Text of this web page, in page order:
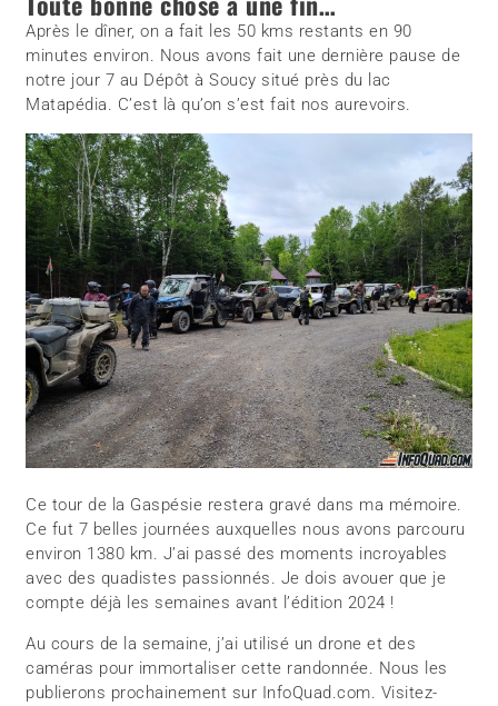
Après le dîner, on a fait les 50 kms restants en 90
minutes environ. Nous avons fait une dernière pause de
notre jour 7 au Dépôt à Soucy situé près du lac
Matapédia. C’est là qu’on s’est fait nos aurevoirs.
Ce tour de la Gaspésie restera gravé dans ma mémoire.
Ce fut 7 belles journées auxquelles nous avons parcouru
environ 1380 km. J’ai passé des moments incroyables
avec des quadistes passionnés. Je dois avouer que je
compte déjà les semaines avant l’édition 2024 !
Au cours de la semaine, j’ai utilisé un drone et des
caméras pour immortaliser cette randonnée. Nous les
publierons prochainement sur InfoQuad.com. Visitez-